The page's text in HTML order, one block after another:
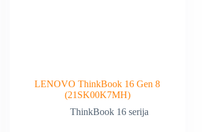
LENOVO ThinkBook 16 Gen 8
(21SK00K7MH)
ThinkBook 16 serija